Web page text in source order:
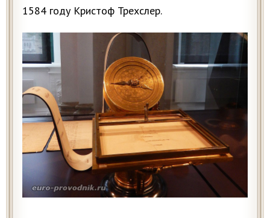
1584 году Кристоф Трехслер.